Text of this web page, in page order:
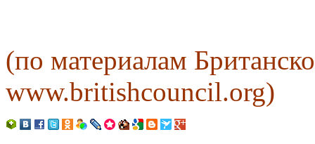
(по материалам
www.britishcouncil.org)